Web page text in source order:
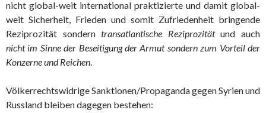
nicht global-weit international praktizierte und damit global-
weit Sicherheit, Frieden und somit Zufriedenheit bringende
Reziprozität sonderntransatlantische Reziprozitätund auch
nicht im Sinne der Beseitigung der Armut sondern zum Vorteil der
Konzerne und Reichen.
Völkerrechtswidrige Sanktionen/Propaganda gegen Syrien und
Russland bleiben dagegen bestehen: